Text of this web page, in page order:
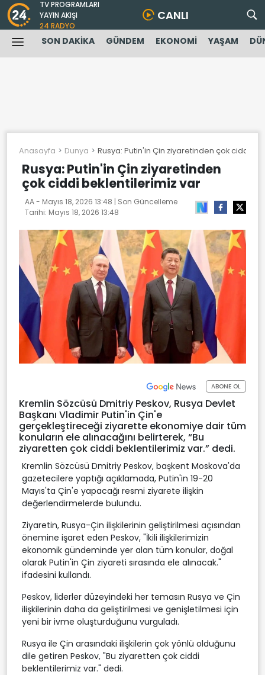
TV PROGRAMLARI
YAYIN AKIŞI
24 RADYO
CANLI
SON DAKİKA GÜNDEM EKONOMİ YAŞAM
Anasayfa Dunya Rusya: Putin'in Çin ziyaretinden çok ciddi
Rusya: Putin'in Çin ziyaretinden
çok ciddi beklentilerimiz var
AA - Mayıs 18, 2026 13:48 | Son Güncelleme
Tarihi: Mayıs 18, 2026 13:48
ABONE OL
Kremlin Sözcüsü Dmitriy Peskov, Rusya Devlet
Başkanı Vladimir Putin'in Çin'e
gerçekleştireceği ziyarette ekonomiye dair tüm
konuların ele alınacağını belirterek, “Bu
ziyaretten çok ciddi beklentilerimiz var.” dedi.
Kremlin Sözcüsü Dmitriy Peskov, başkent Moskova'da
gazetecilere yaptığı açıklamada, Putin'in 19-20
Mayıs'ta Çin'e yapacağı resmi ziyarete ilişkin
değerlendirmelerde bulundu.
Ziyaretin, Rusya-Çin ilişkilerinin geliştirilmesi açısından
önemine işaret eden Peskov, "İkili ilişkilerimizin
ekonomik gündeminde yer alan tüm konular, doğal
olarak Putin'in Çin ziyareti sırasında ele alınacak."
ifadesini kullandı.
Peskov, liderler düzeyindeki her temasın Rusya ve Çin
ilişkilerinin daha da geliştirilmesi ve genişletilmesi için
yeni bir ivme oluşturduğunu vurguladı.
Rusya ile Çin arasındaki ilişkilerin çok yönlü olduğunu
dile getiren Peskov, "Bu ziyaretten çok ciddi
beklentilerimiz var." dedi.